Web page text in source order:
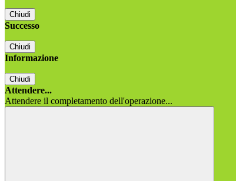
Chiudi
Successo
Chiudi
Informazione
Chiudi
Attendere...
Attendere il completamento dell'operazione...